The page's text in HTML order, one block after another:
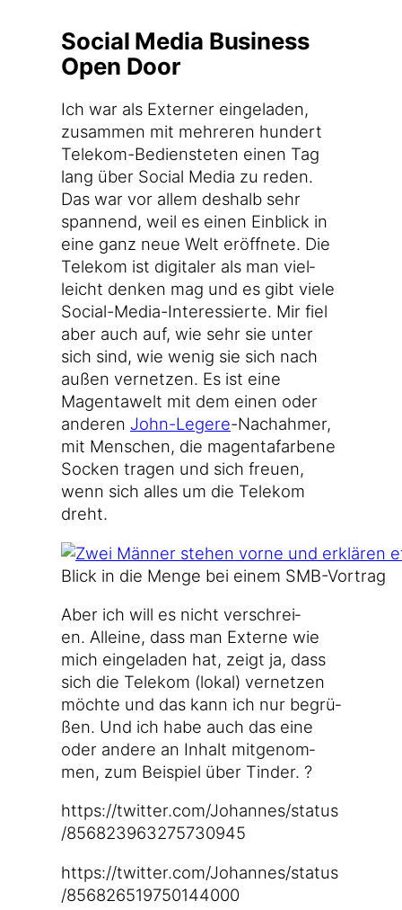
Social Media Business
Open Door
Ich war als Exter­ner ein­ge­la­den,
zusam­men mit meh­re­ren hun­dert
Telekom-Bediensteten einen Tag
lang über Social Media zu reden.
Das war vor allem des­halb sehr
span­nend, weil es einen Ein­blick in
eine ganz neue Welt eröff­ne­te. Die
Tele­kom ist digi­ta­ler als man viel­
leicht den­ken mag und es gibt vie­le
Social-Media-Interessierte. Mir fiel
aber auch auf, wie sehr sie unter
sich sind, wie wenig sie sich nach
außen ver­net­zen. Es ist eine
Magen­ta­welt mit dem einen oder
ande­ren John-Legere-Nach­ah­mer,
mit Men­schen, die magen­ta­far­be­ne
Socken tra­gen und sich freu­en,
wenn sich alles um die Tele­kom
dreht.
Blick in die Men­ge bei einem SMB-Vortrag
Aber ich will es nicht ver­schrei­
en. Allei­ne, dass man Exter­ne wie
mich ein­ge­la­den hat, zeigt ja, dass
sich die Tele­kom (lokal) ver­net­zen
möch­te und das kann ich nur begrü­
ßen. Und ich habe auch das eine
oder ande­re an Inhalt mit­ge­nom­
men, zum Bei­spiel über Tinder. ?
https://​twit​ter​.com/​J​o​h​a​n​n​e​s​/​s​t​a​t​u​s​
/​8​5​6​8​2​3​9​6​3​2​7​5​7​3​0​945
https://​twit​ter​.com/​J​o​h​a​n​n​e​s​/​s​t​a​t​u​s​
/​8​5​6​8​2​6​5​1​9​7​5​0​1​4​4​000